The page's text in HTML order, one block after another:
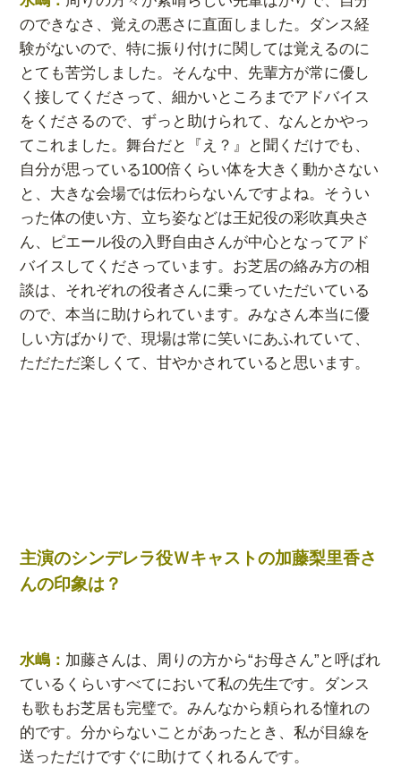
のできなさ、覚えの悪さに直面しました。ダンス経
験がないので、特に振り付けに関しては覚えるのに
とても苦労しました。そんな中、先輩方が常に優し
く接してくださって、細かいところまでアドバイス
をくださるので、ずっと助けられて、なんとかやっ
てこれました。舞台だと『え？』と聞くだけでも、
自分が思っている100倍くらい体を大きく動かさない
と、大きな会場では伝わらないんですよね。そうい
った体の使い方、立ち姿などは王妃役の彩吹真央さ
ん、ピエール役の入野自由さんが中心となってアド
バイスしてくださっています。お芝居の絡み方の相
談は、それぞれの役者さんに乗っていただいている
ので、本当に助けられています。みなさん本当に優
しい方ばかりで、現場は常に笑いにあふれていて、
ただただ楽しくて、甘やかされていると思います。
主演のシンデレラ役Ｗキャストの加藤梨里香さ
んの印象は？
水嶋： 加藤さんは、周りの方から“お母さん”と呼ばれ
ているくらいすべてにおいて私の先生です。ダンス
も歌もお芝居も完璧で。みんなから頼られる憧れの
的です。分からないことがあったとき、私が目線を
送っただけですぐに助けてくれるんです。